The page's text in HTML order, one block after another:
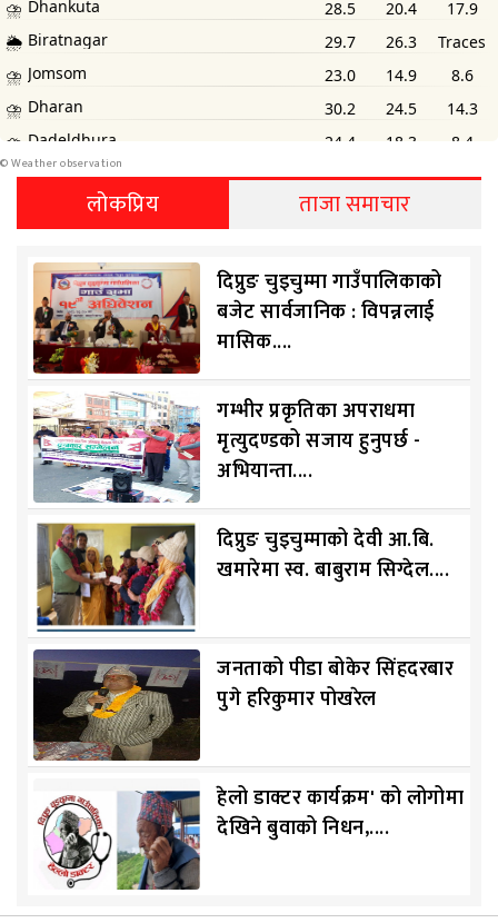
©Weather observation
लोकप्रिय ताजा समाचार
दिप्रुङ चुइचुम्मा गाउँपालिकाको
बजेट सार्वजानिक : विपन्नलाई
मासिक....
गम्भीर प्रकृतिका अपराधमा
मृत्युदण्डको सजाय हुनुपर्छ -
अभियान्ता....
दिप्रुङ चुइचुम्माको देवी आ.बि.
खमारेमा स्व. बाबुराम सिग्देल....
जनताको पीडा बोकेर सिंहदरबार
पुगे हरिकुमार पोखरेल
हेलो डाक्टर कार्यक्रम' को लोगोमा
देखिने बुवाको निधन,....